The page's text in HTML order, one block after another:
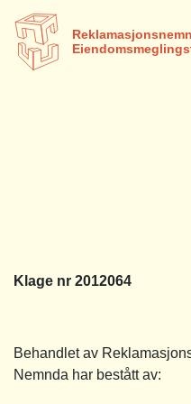
Klage nr 2012064
Behandlet av
Nemnda har bestått av: